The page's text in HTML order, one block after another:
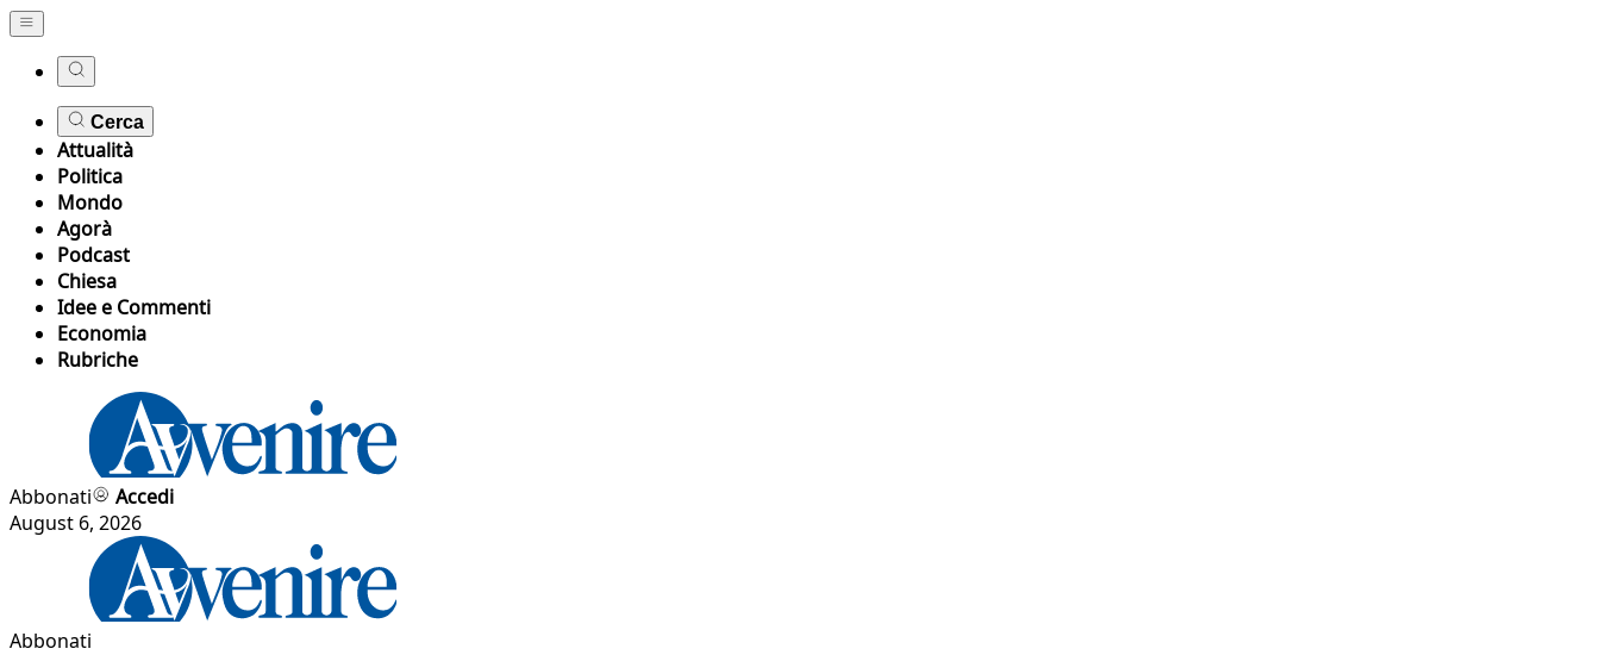
Cerca
Attualità
Politica
Mondo
Agorà
Podcast
Chiesa
Idee e Commenti
Economia
Rubriche
Abbonati
Accedi
August 6, 2026
Abbonati